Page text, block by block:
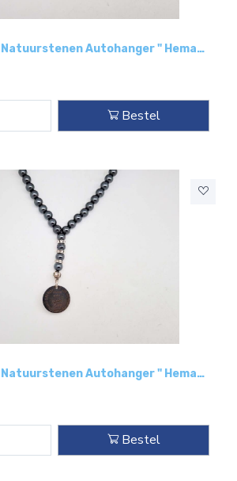
Handgemaakte Natuurstenen Autohanger " Hematiet"- Met metaal hanger - "Mijn moeder"
Bestel
Handgemaakte Natuurstenen Autohanger " Hematiet"- Met metaal hanger - "mijn broer"
Bestel